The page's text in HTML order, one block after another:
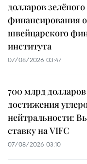
долларов зелёного
финансирования
швейцарского
института
07/08/2026 03:47
700 млрд
достижения
нейтральности:
ставку на VIFC
07/08/2026 03:10